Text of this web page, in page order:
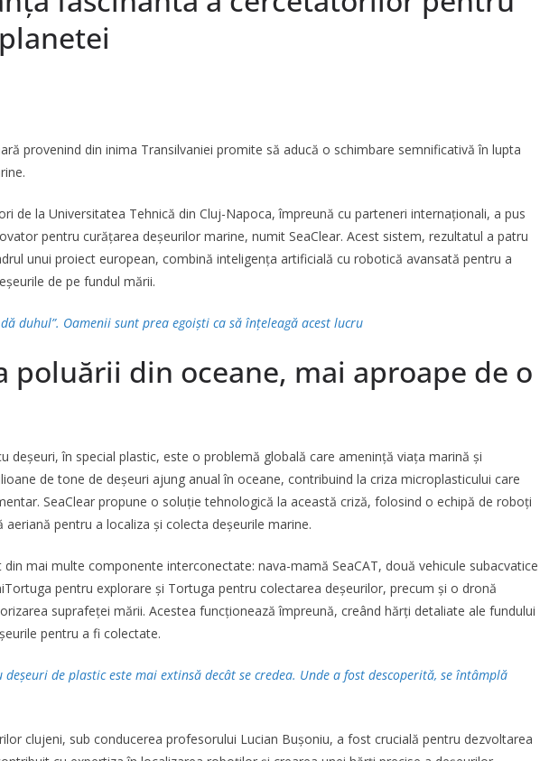
provenind din inima Transilvaniei promite să aducă o schimbare semnificativă în lupta
de la Universitatea Tehnică din Cluj-Napoca, împreună cu parteneri internaționali, a pus
pentru curățarea deșeurilor marine, numit SeaClear. Acest sistem, rezultatul a patru
unui proiect european, combină inteligența artificială cu robotică avansată pentru a
de pe fundul mării.
duhul”. Oamenii sunt prea egoiști ca să înțeleagă acest lucru
poluării din oceane, mai aproape de o
deșeuri, în special plastic, este o problemă globală care amenință viața marină și
de tone de deșeuri ajung anual în oceane, contribuind la criza microplasticului care
SeaClear propune o soluție tehnologică la această criză, folosind o echipă de roboți
aeriană pentru a localiza și colecta deșeurile marine.
mai multe componente interconectate: nava-mamă SeaCAT, două vehicule subacvatice
pentru explorare și Tortuga pentru colectarea deșeurilor, precum și o dronă
suprafeței mării. Acestea funcționează împreună, creând hărți detaliate ale fundului
pentru a fi colectate.
deșeuri de plastic este mai extinsă decât se credea. Unde a fost descoperită, se întâmplă
clujeni, sub conducerea profesorului Lucian Bușoniu, a fost crucială pentru dezvoltarea